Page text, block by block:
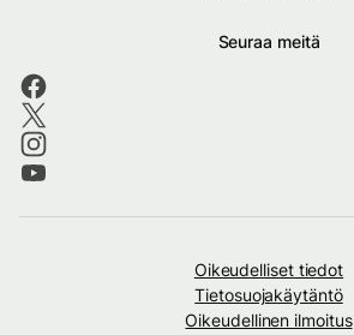
Seuraa meitä
Oikeudelliset tiedot
Tietosuojakäytäntö
Oikeudellinen ilmoitus